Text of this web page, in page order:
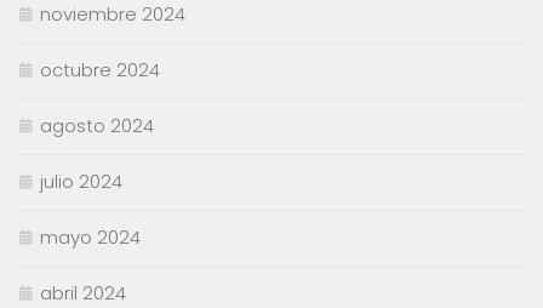
noviembre 2024
octubre 2024
agosto 2024
julio 2024
mayo 2024
abril 2024